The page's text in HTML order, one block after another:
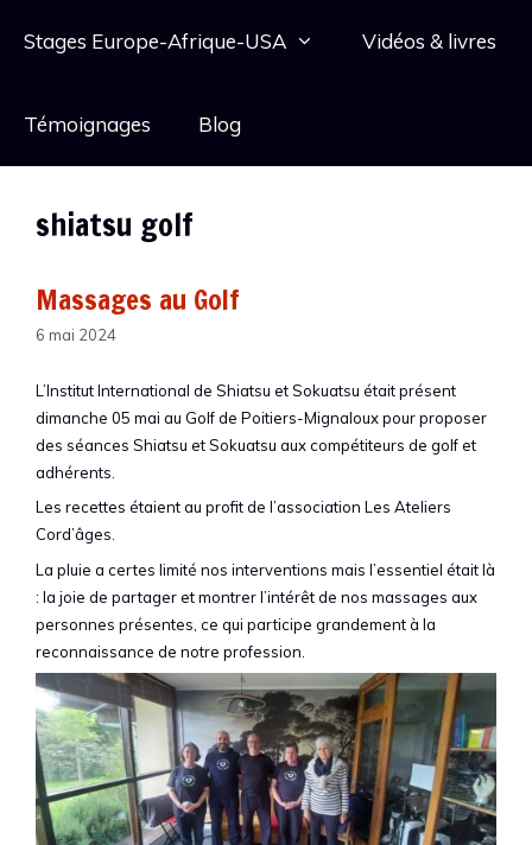
Stages Europe-Afrique-USA Vidéos & livres
Témoignages Blog
shiatsu golf
Massages au Golf
6 mai 2024
L’Institut International de Shiatsu et Sokuatsu était présent
dimanche 05 mai au Golf de Poitiers-Mignaloux pour proposer
des séances Shiatsu et Sokuatsu aux compétiteurs de golf et
adhérents.
Les recettes étaient au profit de l’association Les Ateliers
Cord’âges.
La pluie a certes limité nos interventions mais l’essentiel était là
: la joie de partager et montrer l’intérêt de nos massages aux
personnes présentes, ce qui participe grandement à la
reconnaissance de notre profession.